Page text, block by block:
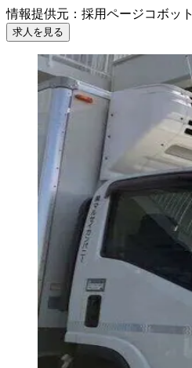
情報提供元 ： 採用ページコボット
求人を見る